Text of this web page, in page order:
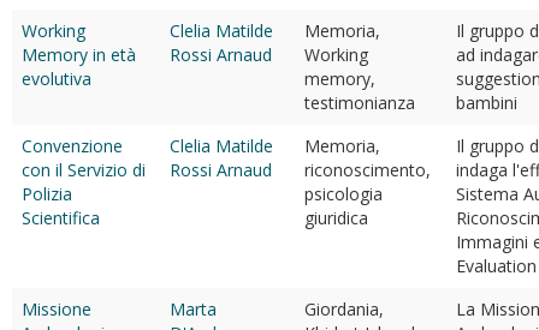
Working
Memory in età
evolutiva
Clelia Matilde
Rossi Arnaud
Memoria,
Working
memory,
testimonianza
Il gruppo
ad
bambini
Convenzione
con il Servizio di
Polizia
Scientifica
Clelia Matilde
Rossi Arnaud
Memoria,
riconoscimento,
psicologia
giuridica
Il gruppo
indaga
Sistema
Immagini
Missione
Marta
Giordania,
La